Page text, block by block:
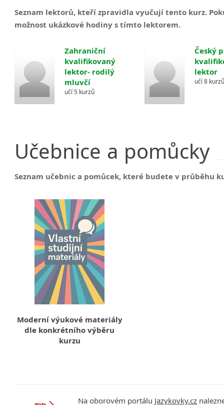
Seznam lektorů, kteří zpravidla vyučují tento kurz.
možnost ukázkové hodiny s tímto lektorem.
Zahraniční
kvalifikovaný
lektor- rodilý
mluvčí
učí 5 kurzů
Český
lektor
učí 8
Učebnice a pomůcky
Seznam učebnic a pomůcek, které budete v průběhu
Moderní výukové materiály
dle konkrétního výběru
kurzu
Na oborovém portálu Jazykovky.cz